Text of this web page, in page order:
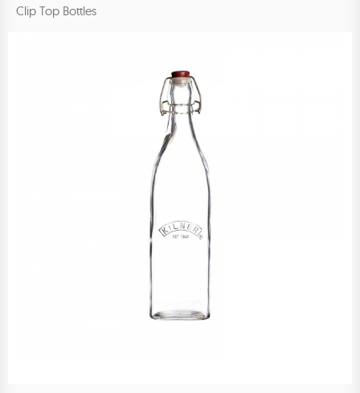
Clip Top Bottles